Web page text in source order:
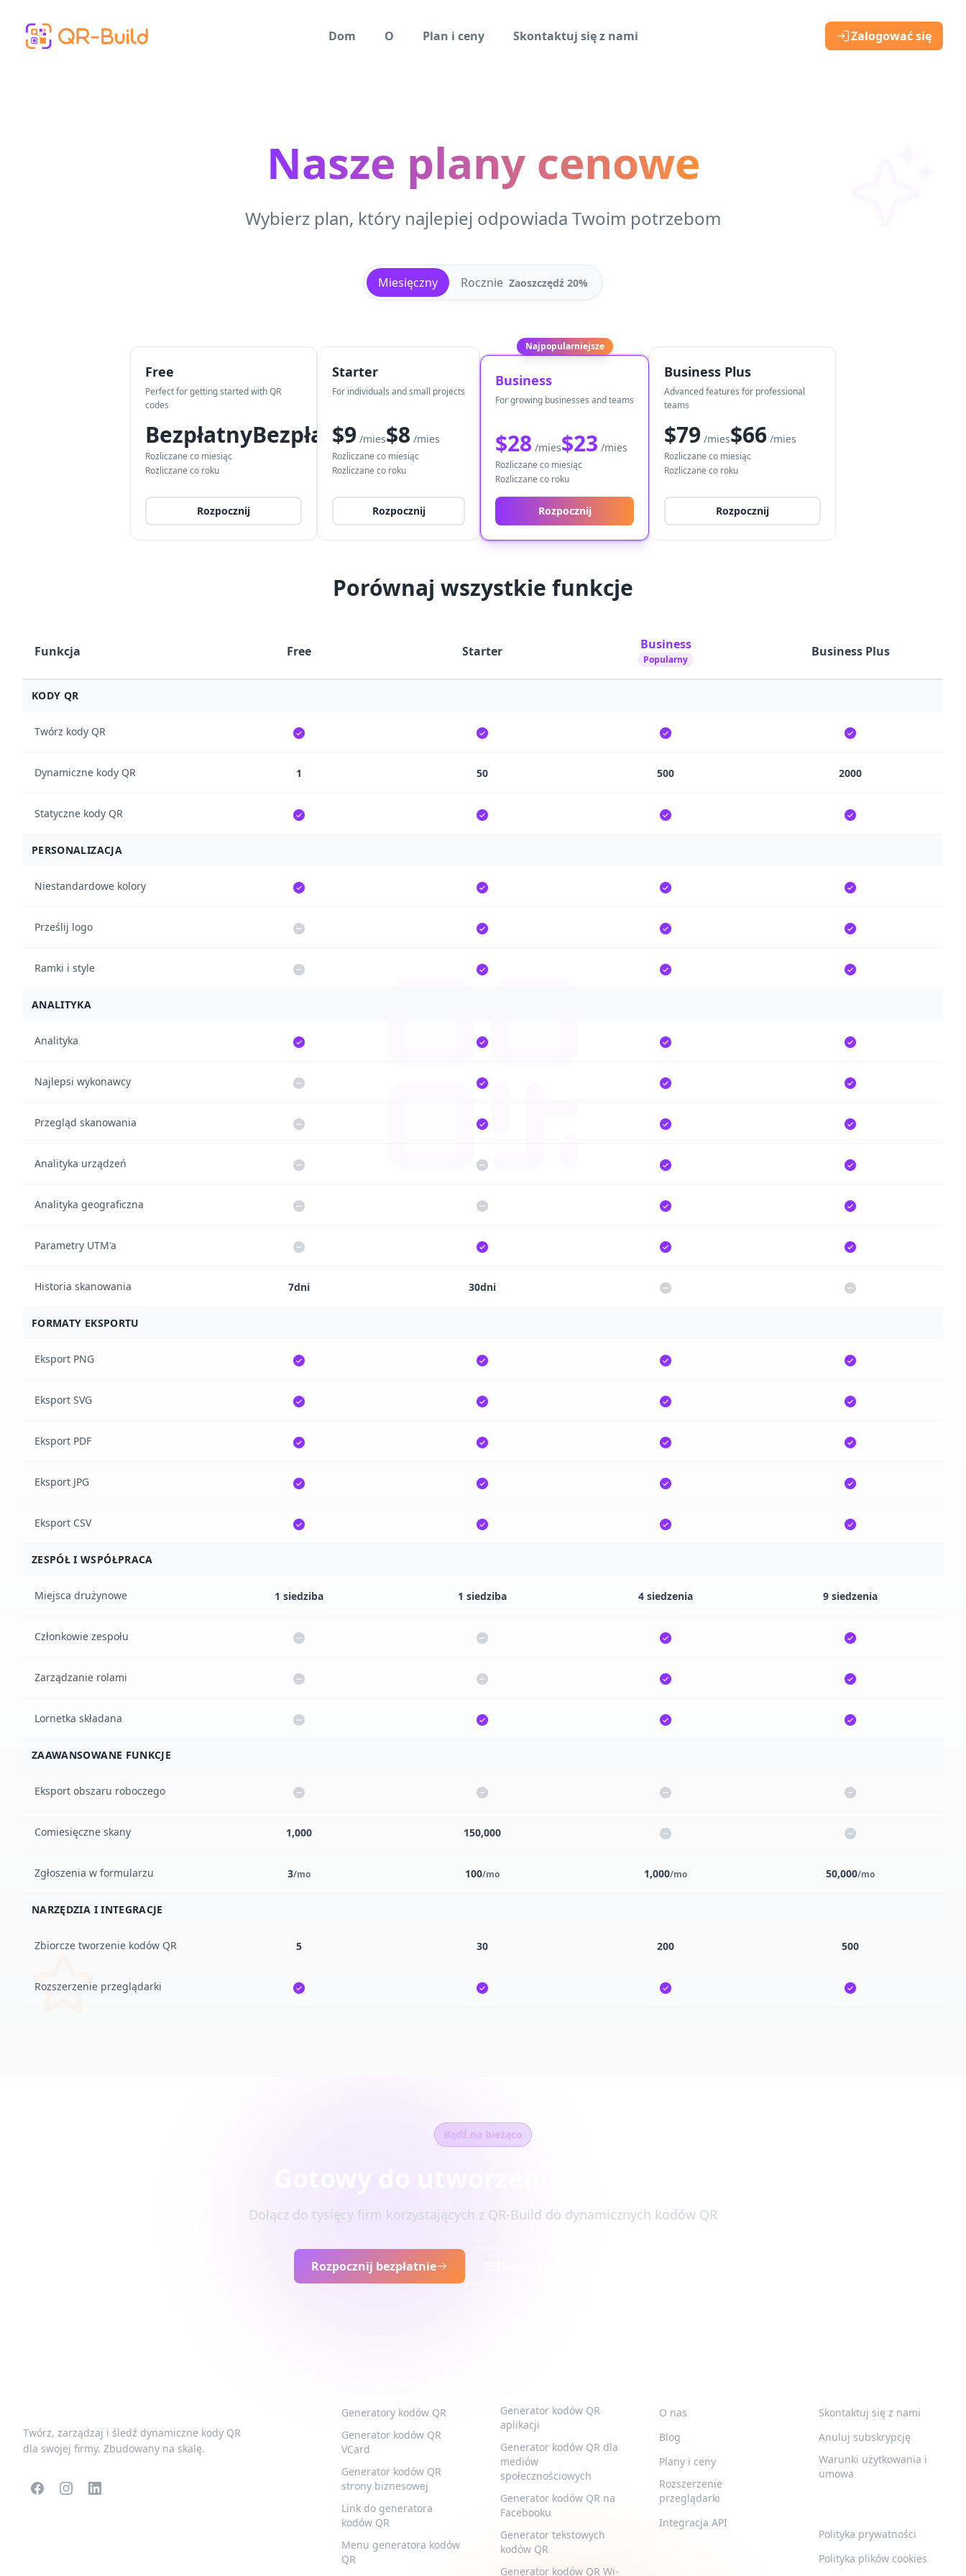
Dom
O Plan i ceny Skontaktuj się z nami Zalogować się
Nasze plany cenowe
Wybierz plan, który najlepiej odpowiada Twoim potrzebom
Miesięczny Rocznie Zaoszczędź 20%
Free
Perfect for getting started with QR
codes
BezpłatnyBezpłatny
Rozliczane co miesiąc
Rozliczane co roku
Rozpocznij
Starter
For individuals and small projects
$9 /mies$8 /mies
Rozliczane co miesiąc
Rozliczane co roku
Rozpocznij
Najpopularniejsze
Business
For growing businesses and teams
$28 /mies$23 /mies
Rozliczane co miesiąc
Rozliczane co roku
Rozpocznij
Business Plus
Advanced features for professional
teams
$79 /mies$66 /mies
Rozliczane co miesiąc
Rozliczane co roku
Rozpocznij
Porównaj wszystkie funkcje
Funkcja Free Starter Business
Popularny
Business Plus
KODY QR
Twórz kody QR
Dynamiczne kody QR 1 50 500 2000
Statyczne kody QR
PERSONALIZACJA
Niestandardowe kolory
Prześlij logo
Ramki i style
ANALITYKA
Analityka
Najlepsi wykonawcy
Przegląd skanowania
Analityka urządzeń
Analityka geograficzna
Parametry UTM'a
Historia skanowania 7dni 30dni
FORMATY EKSPORTU
Eksport PNG
Eksport SVG
Eksport PDF
Eksport JPG
Eksport CSV
ZESPÓŁ I WSPÓŁPRACA
Miejsca drużynowe 1 siedziba 1 siedziba 4 siedzenia 9 siedzenia
Członkowie zespołu
Zarządzanie rolami
Lornetka składana
ZAAWANSOWANE FUNKCJE
Eksport obszaru roboczego
Comiesięczne skany 1,000 150,000
Zgłoszenia w formularzu 3/mo 100/mo 1,000/mo 50,000/mo
NARZĘDZIA I INTEGRACJE
Zbiorcze tworzenie kodów QR 5 30 200 500
Rozszerzenie przeglądarki
Bądź na bieżąco
Dołącz do tysięcy firm korzystających z QR-Build do dynamicznych kodów QR
Rozpocznij bezpłatnie
Twórz, zarządzaj i śledź dynamiczne kody QR
dla swojej firmy. Zbudowany na skalę.
Generatory kodów QR
Generator kodów QR
VCard
Generator kodów QR
strony biznesowej
Link do generatora
kodów QR
Menu generatora kodów
QR
Generator kodów QR
aplikacji
Generator kodów QR dla
mediów
społecznościowych
Generator kodów QR na
Facebooku
Generator tekstowych
kodów QR
Generator kodów QR Wi-
O nas
Blog
Plany i ceny
Rozszerzenie
przeglądarki
Integracja API
Skontaktuj się z nami
Anuluj subskrypcję
Warunki użytkowania i
umowa
Polityka prywatności
Polityka plików cookies